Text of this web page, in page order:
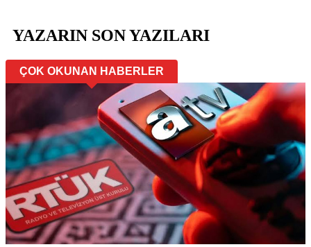
YAZARIN SON YAZILARI
ÇOK OKUNAN HABERLER